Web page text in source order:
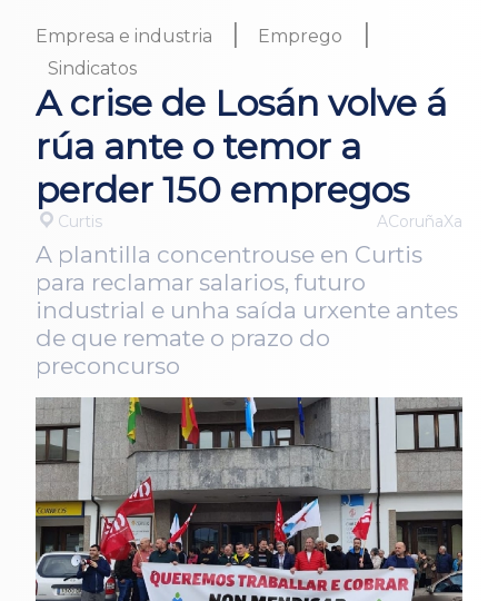
Empresa e industria | Emprego |
Sindicatos
A crise de Losán volve á
rúa ante o temor a
perder 150 empregos
Curtis ACoruñaXa
A plantilla concentrouse en Curtis
para reclamar salarios, futuro
industrial e unha saída urxente antes
de que remate o prazo do
preconcurso